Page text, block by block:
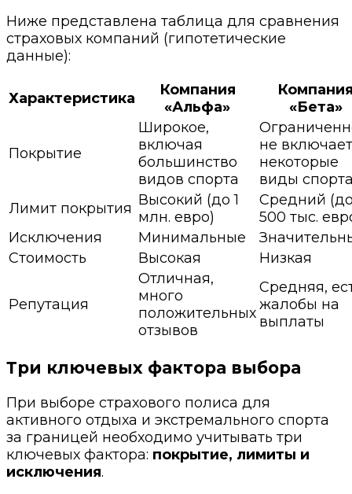
Ниже представлена таблица для сравнения
страховых компаний (гипотетические
данные):
Характеристика
Компания
«Альфа»
«Бета»
Покрытие
Широкое,
включая
большинство
видов спорта
не включает
некоторые
виды
Лимит покрытия Высокий (до 1
млн. евро)
Средний
500 тыс.
Исключения
Минимальные
Стоимость
Высокая Низкая
Репутация
Отличная,
много
положительных
отзывов
Средняя,
жалобы на
выплаты
Три ключевых фактора выбора
При выборе страхового полиса для
активного отдыха и экстремального спорта
за границей необходимо учитывать три
ключевых фактора: покрытие, лимиты и
исключения.